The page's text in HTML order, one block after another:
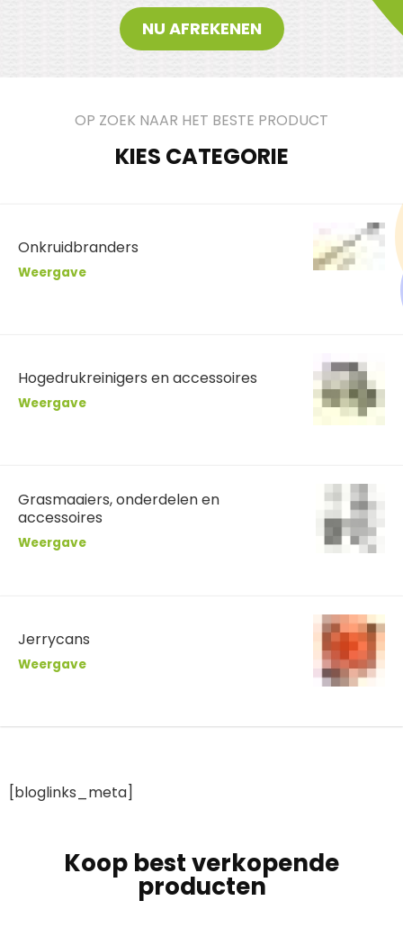
NU AFREKENEN
OP ZOEK NAAR HET BESTE PRODUCT
KIES CATEGORIE
Onkruidbranders
Weergave
Hogedrukreinigers en accessoires
Weergave
Grasmaaiers, onderdelen en
accessoires
Weergave
Jerrycans
Weergave
[bloglinks_meta]
Koop best verkopende
producten